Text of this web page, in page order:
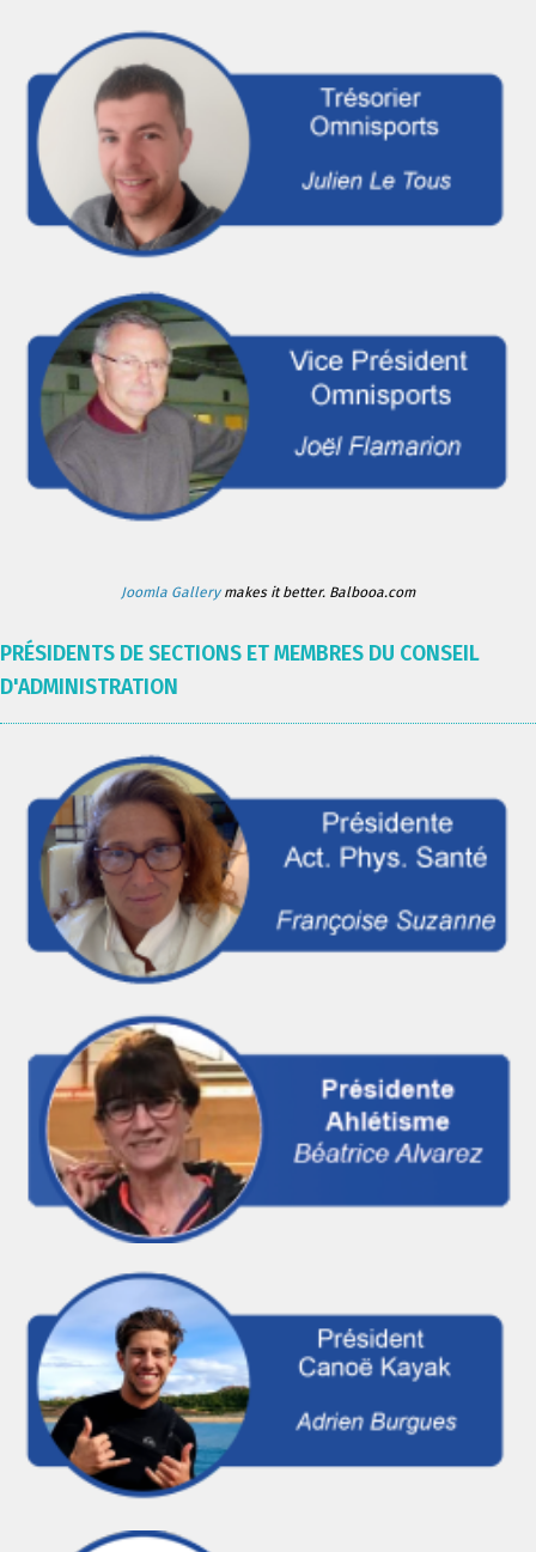
Joomla Gallerymakes it better. Balbooa.com
PRÉSIDENTS DE SECTIONS ET MEMBRES DU CONSEIL
D'ADMINISTRATION